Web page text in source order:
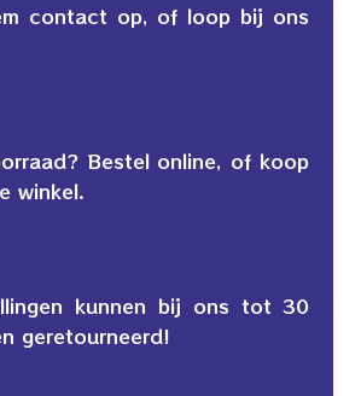
contact op, of loop bij ons
Bestel online, of koop
winkel.
kunnen bij ons tot 30
geretourneerd!